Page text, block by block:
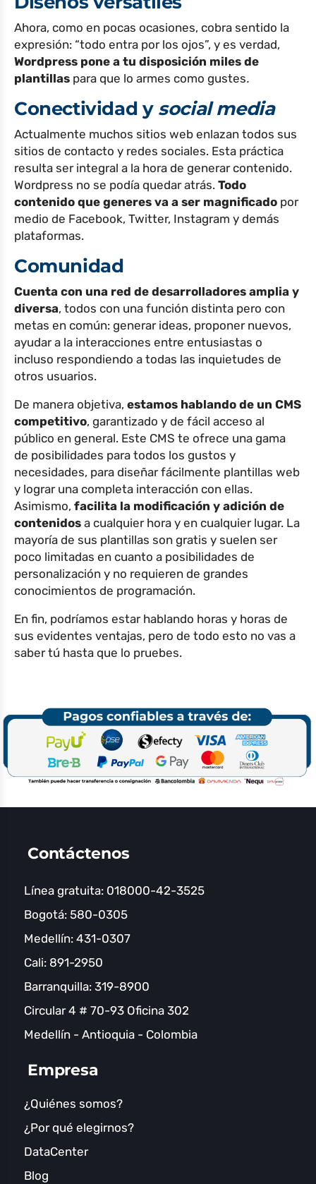
Ahora, como en pocas ocasiones, cobra sentido la
expresión: “todo entra por los ojos”, y es verdad,
Wordpress pone a tu disposición miles de
plantillas para que lo armes como gustes.
Conectividad y social media
Actualmente muchos sitios web enlazan todos sus
sitios de contacto y redes sociales. Esta práctica
resulta ser integral a la hora de generar contenido.
Wordpress no se podía quedar atrás. Todo
contenido que generes va a ser magnificado por
medio de Facebook, Twitter, Instagram y demás
plataformas.
Comunidad
Cuenta con una red de desarrolladores amplia y
diversa, todos con una función distinta pero con
metas en común: generar ideas, proponer nuevos,
ayudar a la interacciones entre entusiastas o
incluso respondiendo a todas las inquietudes de
otros usuarios.
De manera objetiva, estamos hablando de un CMS
competitivo, garantizado y de fácil acceso al
público en general. Este CMS te ofrece una gama
de posibilidades para todos los gustos y
necesidades, para diseñar fácilmente plantillas web
y lograr una completa interacción con ellas.
Asimismo, facilita la modificación y adición de
contenidos a cualquier hora y en cualquier lugar. La
mayoría de sus plantillas son gratis y suelen ser
poco limitadas en cuanto a posibilidades de
personalización y no requieren de grandes
conocimientos de programación.
En fin, podríamos estar hablando horas y horas de
sus evidentes ventajas, pero de todo esto no vas a
saber tú hasta que lo pruebes.
Contáctenos
Línea gratuita: 018000-42-3525
Bogotá: 580-0305
Medellín: 431-0307
Cali: 891-2950
Barranquilla: 319-8900
Circular 4 # 70-93 Oficina 302
Medellín - Antioquia - Colombia
Empresa
¿Quiénes somos?
¿Por qué elegirnos?
DataCenter
Blog